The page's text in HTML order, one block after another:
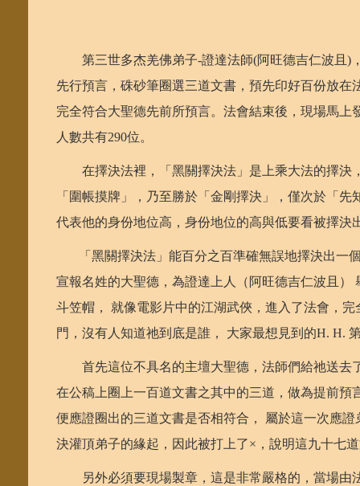
第三世多杰羌佛弟子-證達法師(阿旺德吉仁波且)
先行預言，硃砂筆圈選三道文書，預先印好百份放
完全符合大聖德先前所預言。法會結束後，現場馬
人數共有290位。
在擇決法裡，「黑關擇決法」是上乘大法的擇決
「圍帳摸牌」，乃至勝於「金剛擇決」，僅次於「
代表他的身份地位高，身份地位的高與低要看被擇決
「黑關擇決法」能百分之百準確無誤地擇決出一
宣報名姓的大聖德，為證達上人（阿旺德吉仁波且
斗笠帽， 就像電影片中的江湖武俠，進入了法會，
門，沒有人知道祂到底是誰， 大家最想見到的H. H.
首先這位不具名的主壇大聖德，法師們給祂送去
在公稿上圈上一百道文書之其中的三道，做為提前
便應證圈出的三道文書是否相符合， 屬於這一次應
決灌頂弟子的緣起，因此被打上了×，說明這九十七
另外必須要現場製章，這是非常嚴格的，當場由